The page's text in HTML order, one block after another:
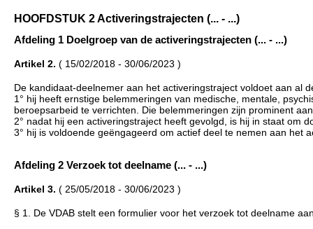
HOOFDSTUK 2 Activeringstrajecten (... - ...)
Afdeling 1 Doelgroep van de activeringstrajecten (... - ...)
Artikel 2. ( 15/02/2018 - 30/06/2023 )
De kandidaat-deelnemer aan het activeringstraject voldoet aan al
1° hij heeft ernstige belemmeringen van medische, mentale,
beroepsarbeid te verrichten. Die belemmeringen zijn prominent
2° nadat hij een activeringstraject heeft gevolgd, is hij in staat om
3° hij is voldoende geëngageerd om actief deel te nemen aan het
Afdeling 2 Verzoek tot deelname (... - ...)
Artikel 3. ( 25/05/2018 - 30/06/2023 )
§ 1. De VDAB stelt een formulier voor het verzoek tot deelname